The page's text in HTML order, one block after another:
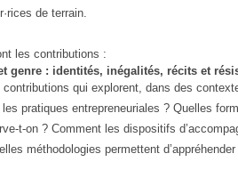
de terrain.
les contributions :
genre : identités, inégalités, récits et
qui explorent, dans des
pratiques entrepreneuriales ? Quelles
t-on ? Comment les dispositifs
méthodologies permettent